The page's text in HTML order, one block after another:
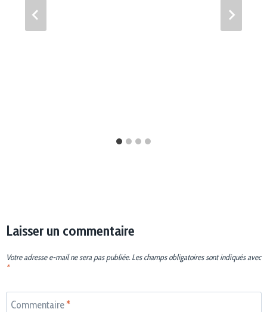
Laisser un commentaire
Votre adresse e-mail ne sera pas publiée. Les champs obligatoires sont indiqués avec
*
Commentaire *